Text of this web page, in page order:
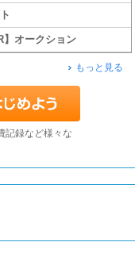
】オークション
もっと見る
記録など様々な